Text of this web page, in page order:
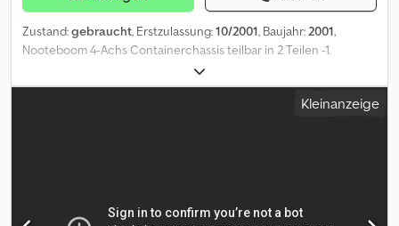
Zustand:gebraucht, Erstzulassung:10/2001, Baujahr:2001,
Nooteboom 4-Achs Containerchassis teilbar in 2 Teilen -1.
Element: 1 Achse -11.000 kg GG. -2. Element: 3 Achsen -26.000 kg
GG. -ABS -luftgefedert -4 x BPW Eco Plus - Achsen -1. Achse liftbar
-Hebe-/ Senkeinrichtung -jeweils 2 Stützen vorne und hinten -
Kleinanzeige